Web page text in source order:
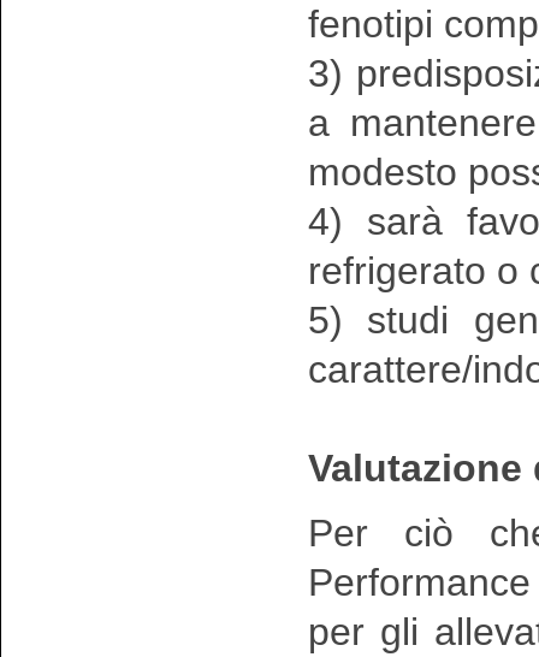
fenotipi
3)
a
modesto
4) sarà
refrigerato o
5) studi
carattere/
Per ciò
per gli